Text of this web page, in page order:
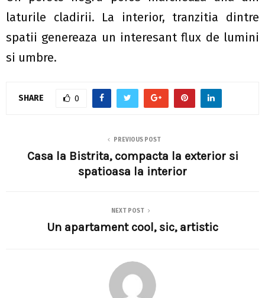
laturile cladirii. La interior, tranzitia dintre
spatii genereaza un interesant flux de lumini
si umbre.
SHARE 0
PREVIOUS POST
Casa la Bistrita, compacta la exterior si
spatioasa la interior
NEXT POST
Un apartament cool, sic, artistic